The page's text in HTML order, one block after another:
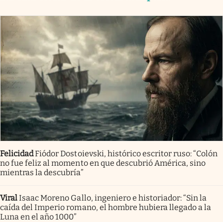
FelicidadFiódor Dostoievski, histórico escritor ruso: “Colón
no fue feliz al momento en que descubrió América, sino
mientras la descubría”
ViralIsaac Moreno Gallo, ingeniero e historiador: “Sin la
caída del Imperio romano, el hombre hubiera llegado a la
Luna en el año 1000”